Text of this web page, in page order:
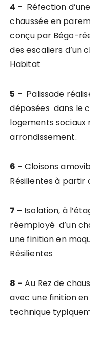
4 – Réfection
chaussée en
conçu par Bégo-
des escaliers d’un
Habitat
5 – Palissade
déposées dans le
logements sociaux
arrondissement.
6 – Cloisons
Résilientes à partir
7 – Isolation, à
réemployé d’un
une finition en
Résilientes
8 – Au Rez de
avec une finition
technique